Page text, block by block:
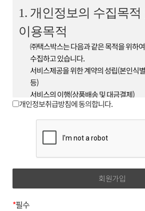
② 아이디(ID) : 서비스 이용시 회원임을
숫자, 영문 숫자의 조합으로 이루어져 있
가입 시 중복이 되지 않는 한도
내에서 회원이 자유롭게 선정 할 수 있다.
③ 비밀번호(Password) : 회원이 부여받
'ID'인지 확인하며 회원의 보호를 위해 회
선정한 영문 또는 숫자, 영문 숫자의
조합이다.
④ 운영자 : 서비스의 전반적인 관리와 원
종료시키는 의사 표시
2. 제1항의 용어를 제외한 용어의 정의는
1. 개인정보의 수집목적
이용목적
㈜택스박스는 다음과 같은 목적을 위하
수집하고 있습니다.
서비스제공을 위한 계약의 성립(본인식
등)
서비스의 이행(상품배송 및 대금결제)
기타 새로운 서비스, 신상품이나 이벤트 정
단, 이용자의 기본적 인권침해의 우려가
개인정보(인종 및 민족, 사상 및 신조, 출신
정치적 성향 및 범죄기록, 건강상태 및 성
수집하지 않습니다.
2. 수집하는 개인정보의
개인정보취급방침에 동의합니다.
*필수